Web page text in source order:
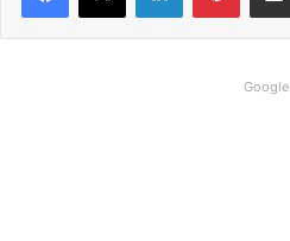
Google